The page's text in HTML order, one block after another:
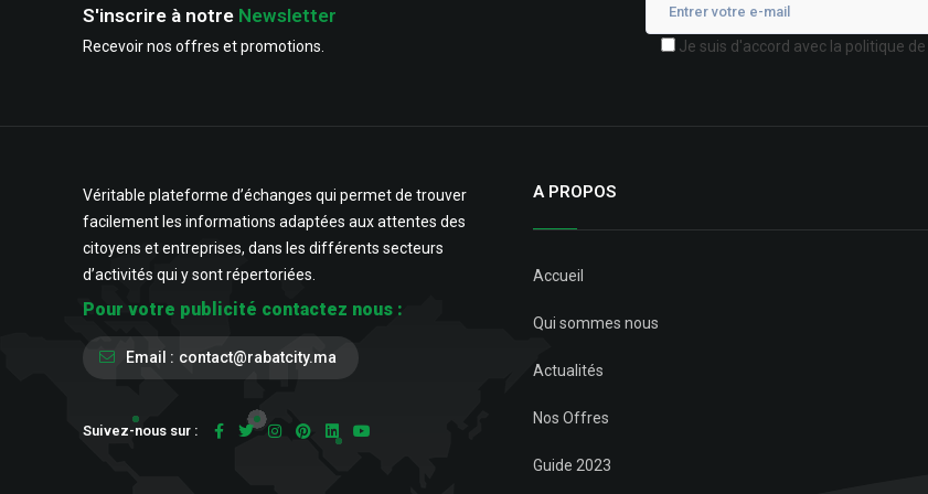
S'inscrire à notre Newsletter
Recevoir nos offres et promotions. Je suis d'accord avec la politique de
Véritable plateforme d’échanges qui permet de trouver
facilement les informations adaptées aux attentes des
citoyens et entreprises, dans les différents secteurs
d’activités qui y sont répertoriées.
Pour votre publicité contactez nous :
Email : contact@rabatcity.ma
Suivez-nous sur :
A PROPOS
Accueil
Qui sommes nous
Actualités
Nos Offres
Guide 2023